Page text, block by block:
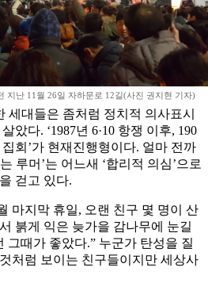
지난 11월 26일 자하문로 12길(사진 권지현 기자)
세대들은 좀처럼 정치적 의사표시
았다. ‘1987년 6·10 항쟁 이후, 190
회’가 현재진행형이다. 얼마 전까
루머’는 어느새 ‘합리적 의심’으로
걷고 있다.
마지막 휴일, 오랜 친구 몇 명이 산
붉게 익은 늦가을 감나무에 눈길
그때가 좋았다.” 누군가 탄성을 질
처럼 보이는 친구들이지만 세상사